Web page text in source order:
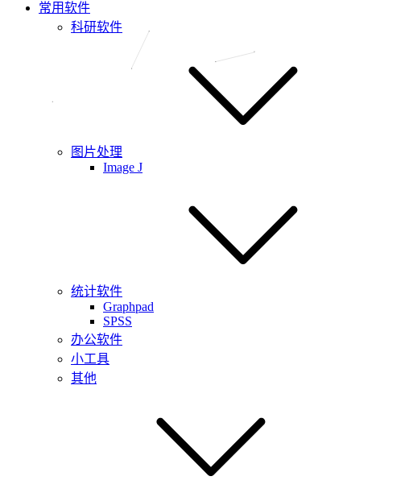
常用软件
科研软件
图片处理
Image J
统计软件
Graphpad
SPSS
办公软件
小工具
其他